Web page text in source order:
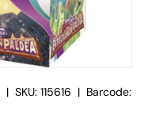
| SKU: 115616 | Barcode: